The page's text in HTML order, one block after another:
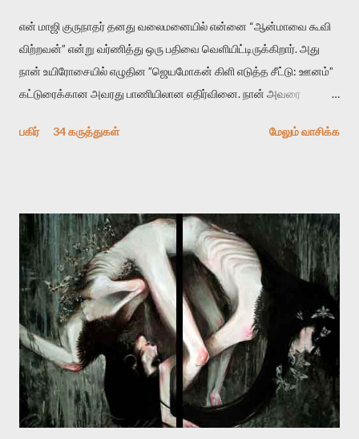
என் மாஜி குருநாதர் தனது வலைமனையில் என்னை “ஆன்மாவை கூவி
விற்றவன்” என்று வர்ணித்து ஒரு பதிவை வெளியிட்டிருக்கிறார். அது
நான் உயிரோசையில் எழுதின ”ஜெயமோகன் கிளி எடுத்த சீட்டு: ஊனம்”
கட்டுரைக்கான அவரது பாணியிலான எதிர்வினை. நான் அவரை
பதிவை படித்த நண்பர்கள் பலரும் அவருக்காக இரக்கப்பட்டார்கள்.
தனது இணையதளத்திலே தொடர்ந்து பதிவு செய்கிறார். உயிர்மை
இன்னும் சில வருடங்களுக்கு தனக்கு எதிராக எழுத்தாளர்களை ஏவி
விட்டபடி இருக்கும் என்று ஒரு அச்சத்தை வெளிப்படுத்தியபடி
இருக்கிறார். அவர் கடுமையான பாதுகாப்பின்மை மனநிலையில் உள்ளார்.
உயிர்மை அவரை தாக்க உத்தேசித்தாலும் இல்லை என்றாலும்
ஜெயமோகன் அந்த பிரமையால் தொடர்ந்து அச்சுறுத்தலுக்கு உள்ளாகி
உள்ளார். உங்களை பற்றின இந்த தாக்குதல் கூட இதன் வெளிப்பாடு தான்”.
உண்மையே! ராக்கி படத்தில் குத்துச்சண்டை வீரராக வரும் சில்வெஸ்டர்
ஓரிடத்தில் சொல்வார்: ...
பகிர் 34 கருத்துகள் மேலும் வாசிக்க